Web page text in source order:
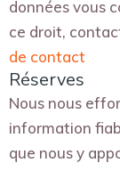
données vous
ce droit,
de contact
Réserves
Nous nous
information
que nous y